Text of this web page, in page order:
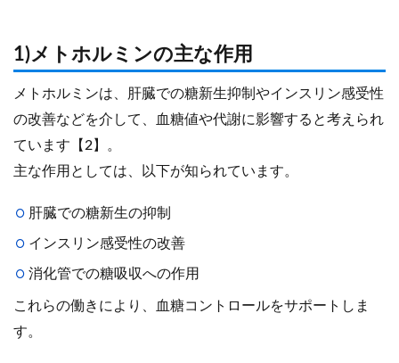
1)メトホルミンの主な作用
メトホルミンは、肝臓での糖新生抑制やインスリン感受性
の改善などを介して、血糖値や代謝に影響すると考えられ
ています【2】。
主な作用としては、以下が知られています。
肝臓での糖新生の抑制
インスリン感受性の改善
消化管での糖吸収への作用
これらの働きにより、血糖コントロールをサポートしま
す。